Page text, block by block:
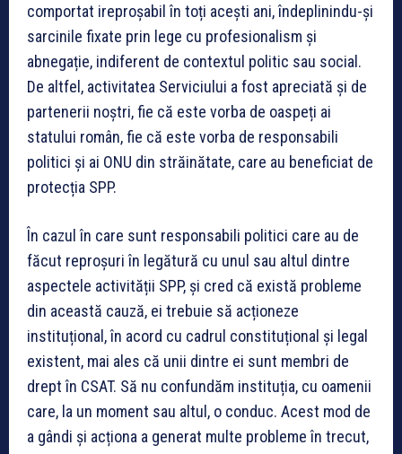
comportat ireproșabil în toți acești ani, îndeplinindu-și
sarcinile fixate prin lege cu profesionalism și
abnegație, indiferent de contextul politic sau social.
De altfel, activitatea Serviciului a fost apreciată și de
partenerii noștri, fie că este vorba de oaspeți ai
statului român, fie că este vorba de responsabili
politici și ai ONU din străinătate, care au beneficiat de
protecția SPP.
În cazul în care sunt responsabili politici care au de
făcut reproșuri în legătură cu unul sau altul dintre
aspectele activității SPP, și cred că există probleme
din această cauză, ei trebuie să acționeze
instituțional, în acord cu cadrul constituțional și legal
existent, mai ales că unii dintre ei sunt membri de
drept în CSAT. Să nu confundăm instituția, cu oamenii
care, la un moment sau altul, o conduc. Acest mod de
a gândi și acționa a generat multe probleme în trecut,